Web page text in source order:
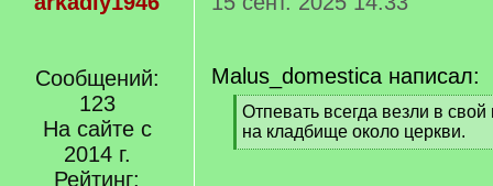
Сообщений:
123
На сайте с
2014 г.
Рейтинг:
Malus_domestica написал:
[
q
]
Отпевать всегда везли в
на кладбище около церкви.
[